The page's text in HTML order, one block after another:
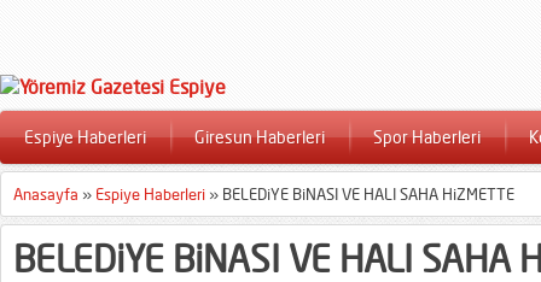
Espiye Haberleri Giresun Haberleri Spor Haberleri
Anasayfa » Espiye Haberleri » BELEDiYE BiNASI VE HALI SAHA HiZMETTE
BELEDiYE BiNASI VE HALI SAHA